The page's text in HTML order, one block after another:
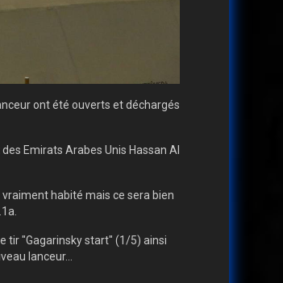
ont été ouverts et déchargés
Emirats Arabes Unis Hassan Al
habité mais ce sera bien
tir "Gagarinsky start" (1/5) ainsi
lanceur...